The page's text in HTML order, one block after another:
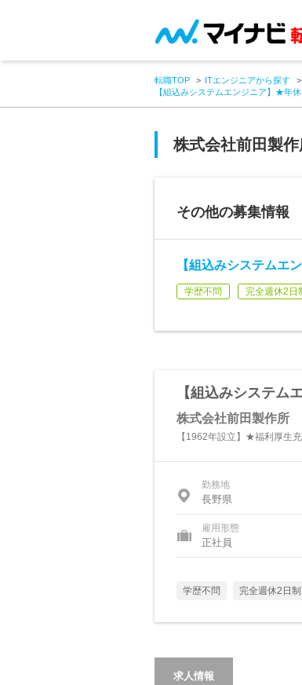
転職TOP ITエンジニアから探す
【組込みシステムエンジニア】★年
株式会社前田製作
その他の募集情報
【組込みシステム
学歴不問 完全週休2日
【組込みシステ
株式会社前田製作所
【1962年設立】★福利厚生
勤務地
長野県
雇用形態
正社員
学歴不問 完全週休2日制
求人情報